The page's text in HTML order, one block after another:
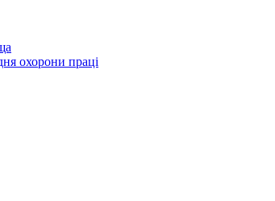
охорони праці